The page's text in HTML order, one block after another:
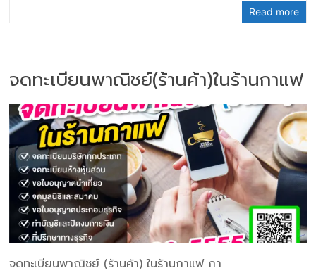
Read more
จดทะเบียนพาณิชย์(ร้านค้า)ในร้านกาแฟ
จดทะเบียนพาณิชย์ (ร้านค้า) ในร้านกาแฟ กา